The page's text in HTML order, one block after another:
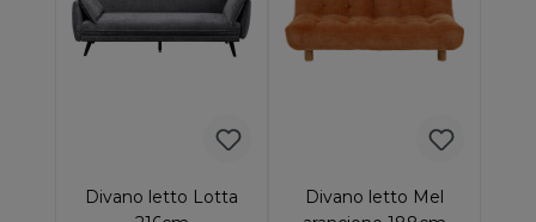
Divano letto Lotta
Divano letto Mel